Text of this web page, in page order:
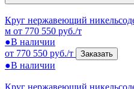
Круг нержавеющий
м от 770 550 руб./т
●В наличии
от 770 550 руб./т
Заказать
●В наличии
Круг нержавеющий